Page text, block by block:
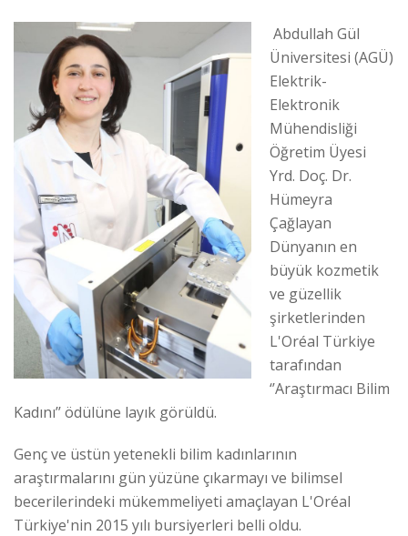
Abdullah Gül
Üniversitesi (AGÜ)
Elektrik-
Elektronik
Mühendisliği
Öğretim Üyesi
Yrd. Doç. Dr.
Hümeyra
Çağlayan
Dünyanın en
büyük kozmetik
ve güzellik
şirketlerinden
L'Oréal Türkiye
tarafından
‘’Araştırmacı Bilim
Kadını’’ ödülüne layık görüldü.
Genç ve üstün yetenekli bilim kadınlarının
araştırmalarını gün yüzüne çıkarmayı ve bilimsel
becerilerindeki mükemmeliyeti amaçlayan L'Oréal
Türkiye'nin 2015 yılı bursiyerleri belli oldu.